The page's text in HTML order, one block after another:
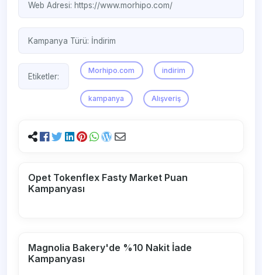
Web Adresi:https://www.morhipo.com/
Kampanya Türü: İndirim
Etiketler:
Morhipo.com indirim
kampanya Alışveriş
Opet Tokenflex Fasty Market Puan
Kampanyası
Magnolia Bakery'de %10 Nakit İade
Kampanyası